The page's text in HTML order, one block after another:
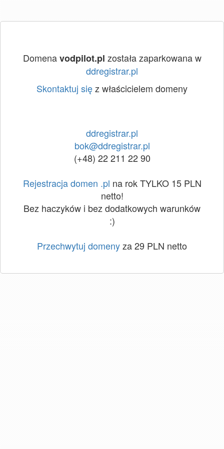
Domenavodpilot.pl została zaparkowana w
ddregistrar.pl
Skontaktuj sięz właścicielem domeny
ddregistrar.pl
bok@ddregistrar.pl
(+48) 22 211 22 90
Rejestracja domen .pl na rok TYLKO 15 PLN
netto!
Bez haczyków i bez dodatkowych warunków
:)
Przechwytuj domenyza 29 PLN netto